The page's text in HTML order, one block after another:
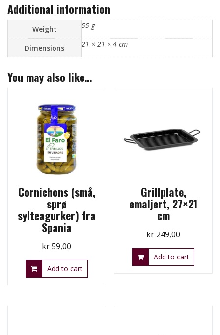
Additional information
Weight 55 g
Dimensions 21 × 21 × 4 cm
You may also like…
Cornichons (små,
sprø
sylteagurker) fra
Spania
kr59,00
Add to cart
Grillplate,
emaljert, 27×21
cm
kr 249,00
Add to cart